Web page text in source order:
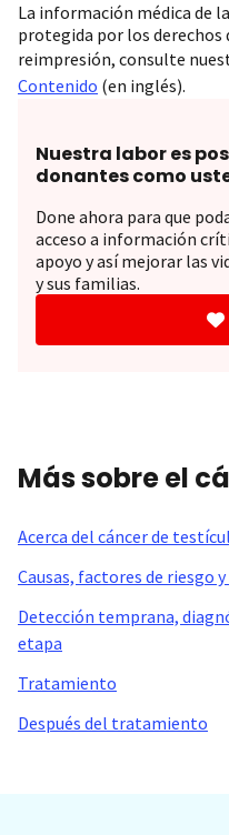
La información médica de
protegida por los derechos
reimpresión, consulte
Contenido (en inglés).
Nuestra labor es
donantes como
Done ahora para que
acceso a información
apoyo y así mejorar las
y sus familias.
Más sobre el
Acerca del cáncer de
Causas, factores de riesgo
Detección temprana,
etapa
Tratamiento
Después del tratamiento